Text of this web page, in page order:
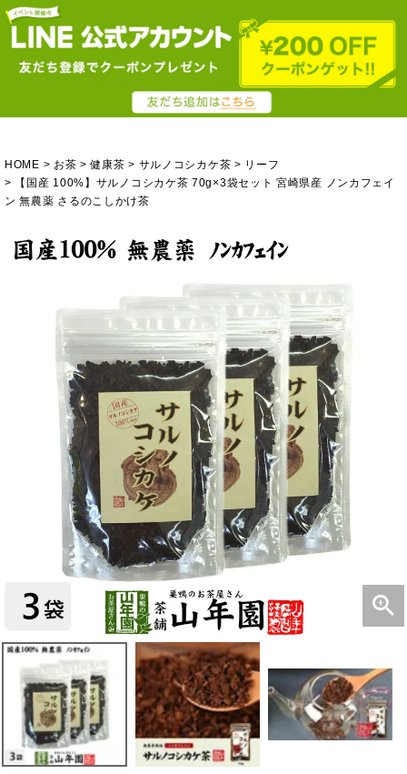
HOME お茶 健康茶 サルノコシカケ茶
リーフ
【国産 100%】サルノコシカケ茶 70g×3袋セット 宮崎県産 ノンカフェイ
ン 無農薬 さるのこしかけ茶